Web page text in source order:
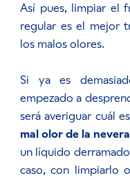
Así pues, limpiar el
regular es el mejor
los malos olores.
Si ya es
empezado a
será averiguar cuál
mal olor de la nevera
un líquido
caso, con limpiarlo